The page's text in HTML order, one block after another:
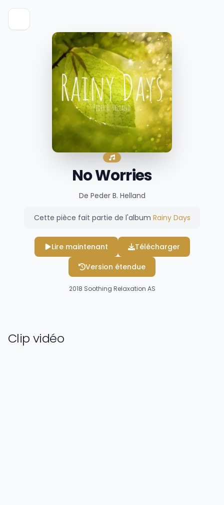
No Worries
De Peder B. Helland
Cette pièce fait partie de l'album Rainy Days
Lire maintenant
Télécharger
Version étendue
2018 Soothing Relaxation AS
Clip vidéo